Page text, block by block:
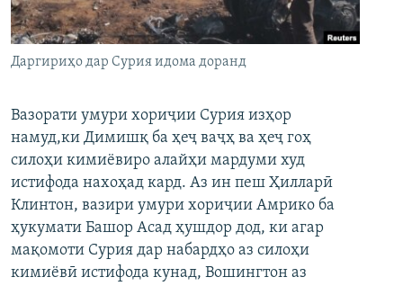
ГУЗОРИШҲОИ РАДИОӢ
Русский
Ҳамаи сомонаҳои RFE/RL
Даргириҳо дар Сурия идома доранд
Вазорати умури хориҷии Сурия изҳор
намуд,ки Димишқ ба ҳеҷ ваҷҳ ва ҳеҷ гоҳ
силоҳи кимиёвиро алайҳи мардуми худ
истифода нахоҳад кард. Аз ин пеш Ҳилларӣ
Клинтон, вазири умури хориҷии Амрико ба
ҳукумати Башор Асад ҳушдор дод, ки агар
мақомоти Сурия дар набардҳо аз силоҳи
кимиёвӣ истифода кунад, Вошингтон аз